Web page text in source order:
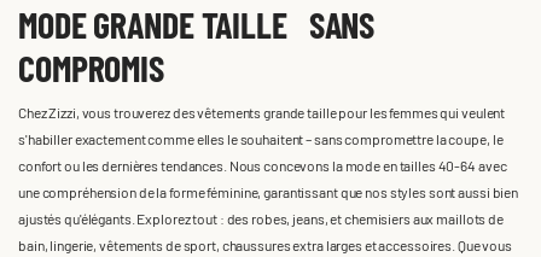
MODE GRANDE TAILLE SANS
COMPROMIS
Chez Zizzi, vous trouverez des vêtements grande taille pour les femmes qui veulent
s'habiller exactement comme elles le souhaitent – sans compromettre la coupe, le
confort ou les dernières tendances. Nous concevons la mode en tailles 40-64 avec
une compréhension de la forme féminine, garantissant que nos styles sont aussi bien
ajustés qu'élégants. Explorez tout : des robes, jeans, et chemisiers aux maillots de
bain, lingerie, vêtements de sport, chaussures extra larges et accessoires. Que vous